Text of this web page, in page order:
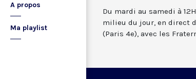
A propos
Ma playlist
Du mardi au samedi à
milieu du jour, en direct
(Paris 4e), avec les